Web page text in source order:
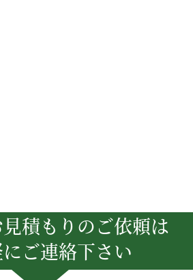
積もりのご依頼は
ご連絡下さい